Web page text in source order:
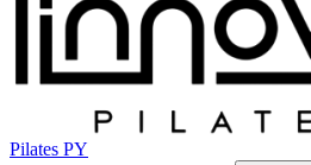
Pilates PY